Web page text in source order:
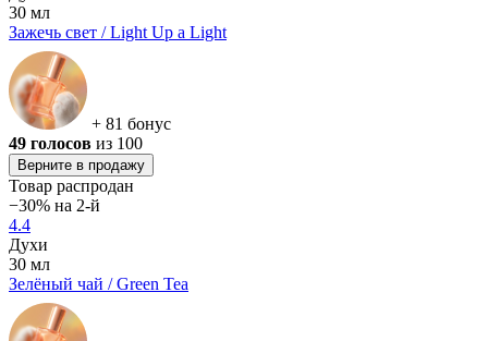
30 мл
Зажечь свет / Light Up a Light
+ 81 бонус
49 голосов из 100
Верните в продажу
Товар распродан
−30% на 2-й
4.4
Духи
30 мл
Зелёный чай / Green Tea